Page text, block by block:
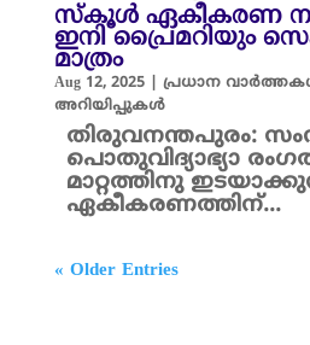
സ്കൂൾ ഏകീകരണ
ഇനി പ്രൈമറിയും
മാത്രം
Aug 12, 2025| പ്രധാന
അറിയിപ്പുകൾ
തിരുവനന്തപുരം:
പൊതുവിദ്യാഭ്യാ
മാറ്റത്തിനു
ഏകീകരണത്തിന്...
« Older Entries